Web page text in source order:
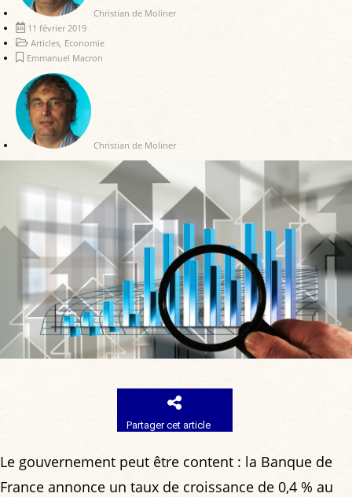
Christian de Moliner
11 février 2019
Articles, Economie
Emmanuel Macron
Christian de Moliner
Partager cet article
Le gouvernement peut être content : la Banque de
France annonce un taux de croissance de 0,4 % au